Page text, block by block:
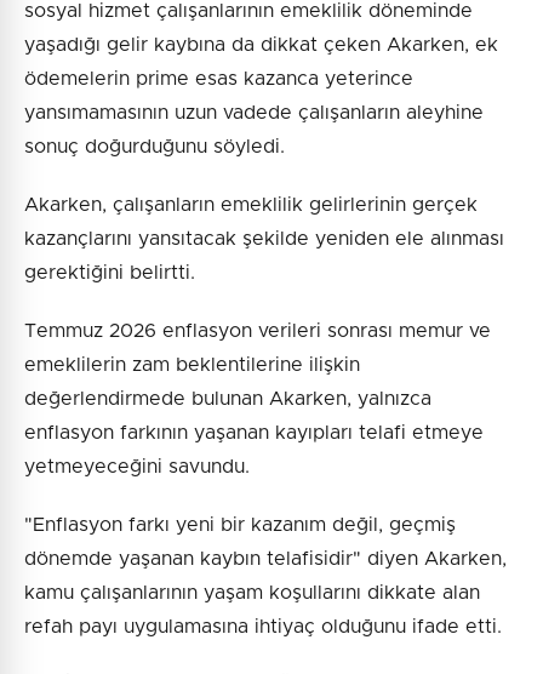
sosyal hizmet çalışanlarının emeklilik döneminde
yaşadığı gelir kaybına da dikkat çeken Akarken, ek
ödemelerin prime esas kazanca yeterince
yansımamasının uzun vadede çalışanların aleyhine
sonuç doğurduğunu söyledi.
Akarken, çalışanların emeklilik gelirlerinin gerçek
kazançlarını yansıtacak şekilde yeniden ele alınması
gerektiğini belirtti.
Temmuz 2026 enflasyon verileri sonrası memur ve
emeklilerin zam beklentilerine ilişkin
değerlendirmede bulunan Akarken, yalnızca
enflasyon farkının yaşanan kayıpları telafi etmeye
yetmeyeceğini savundu.
"Enflasyon farkı yeni bir kazanım değil, geçmiş
dönemde yaşanan kaybın telafisidir" diyen Akarken,
kamu çalışanlarının yaşam koşullarını dikkate alan
refah payı uygulamasına ihtiyaç olduğunu ifade etti.